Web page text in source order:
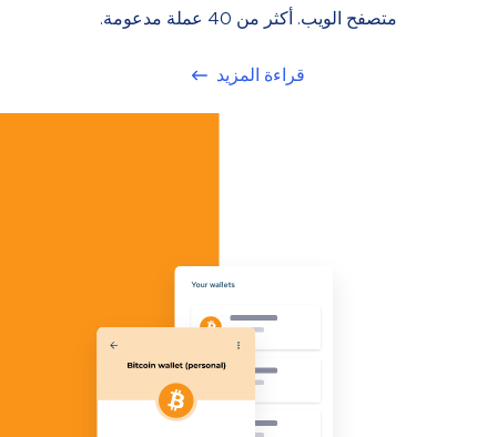
متصفح الويب. أكثر من 40 عملة مدعومة.
قراءة المزيد